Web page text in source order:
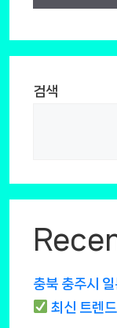
검색
충북 충주시
최신 트렌